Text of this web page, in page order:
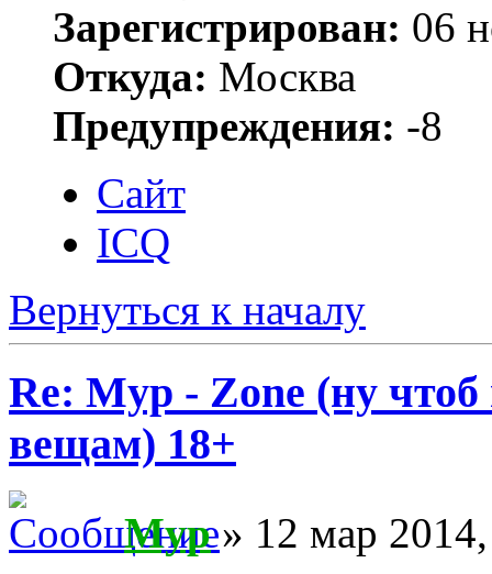
Зарегистрирован: 06
Откуда: Москва
Предупреждения: -8
Сайт
ICQ
Вернуться к началу
Re: Myp - Zone (ну
вещам) 18+
Myp» 12 мар